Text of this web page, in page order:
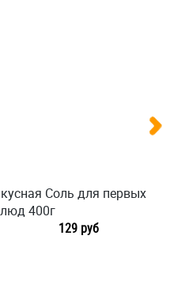
Соль для первых
400г
129 руб